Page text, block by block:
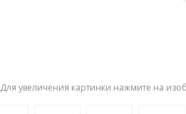
Для увеличения картинки нажмите на